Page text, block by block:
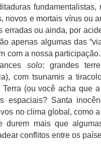
novos e mortais vírus ou
erradas ou ainda, por
apenas algumas das
com a nossa
solo: grandes
com tsunamis a
(ou você acha que
espaciais? Santa
no clima global, como
durem mais que
conflitos entre os